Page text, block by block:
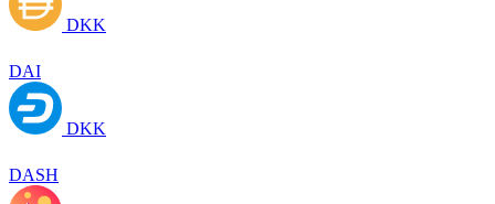
DKK
DAI
DKK
DASH